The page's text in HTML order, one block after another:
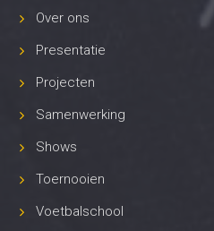
Over ons
Presentatie
Projecten
Samenwerking
Shows
Toernooien
Voetbalschool